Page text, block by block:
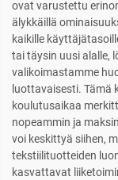
ovat varustettu
älykkäillä
kaikille
tai täysin uusi alalle,
valikoimastamme
luottavaisesti. Tämä
koulutusaikaa
nopeammin ja
voi keskittyä siihen,
tekstiilituotteiden
kasvattavat